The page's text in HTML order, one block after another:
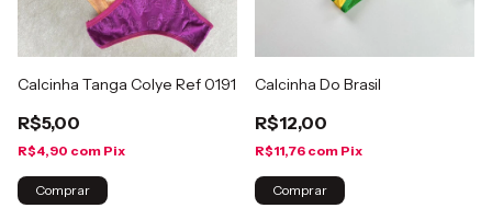
Calcinha Tanga Colye Ref 0191
R$5,00
R$4,90 com Pix
Comprar
Calcinha Do Brasil
R$12,00
R$11,76 com Pix
Comprar